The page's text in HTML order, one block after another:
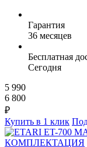
Гарантия
36 месяцев
Бесплатная
Сегодня
5 990
6 800
₽
Купить в 1 клик